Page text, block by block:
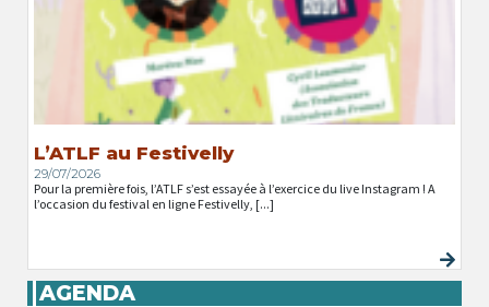
L’ATLF au Festivelly
29/07/2026
Pour la première fois, l’ATLF s’est essayée à l’exercice du live Instagram ! A
l’occasion du festival en ligne Festivelly, [...]
AGENDA